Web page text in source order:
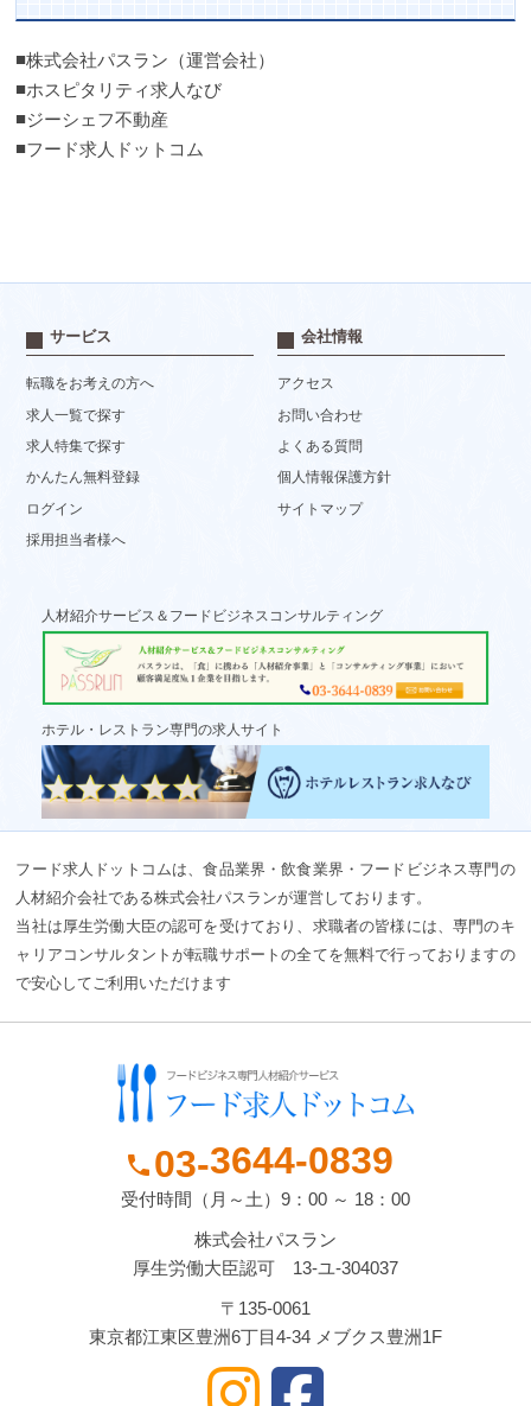
株式会社パスラン（運営会社）
ホスピタリティ求人なび
ジーシェフ不動産
フード求人ドットコム
サービス
転職をお考えの方へ
求人一覧で探す
求人特集で探す
かんたん無料登録
ログイン
採用担当者様へ
会社情報
アクセス
お問い合わせ
よくある質問
個人情報保護方針
サイトマップ
人材紹介サービス＆フードビジネスコンサルティング
ホテル・レストラン専門の求人サイト
フード求人ドットコムは、食品業界・飲食業界・フードビジネス専門の
人材紹介会社である株式会社パスランが運営しております。
当社は厚生労働大臣の認可を受けており、求職者の皆様には、専門のキ
ャリアコンサルタントが転職サポートの全てを無料で行っておりますの
で安心してご利用いただけます
phone 03-3644-0839
受付時間（月～土）9：00 ～ 18：00
株式会社パスラン
厚生労働大臣認可 13-ユ-304037
〒135-0061
東京都江東区豊洲6丁目4-34 メブクス豊洲1F